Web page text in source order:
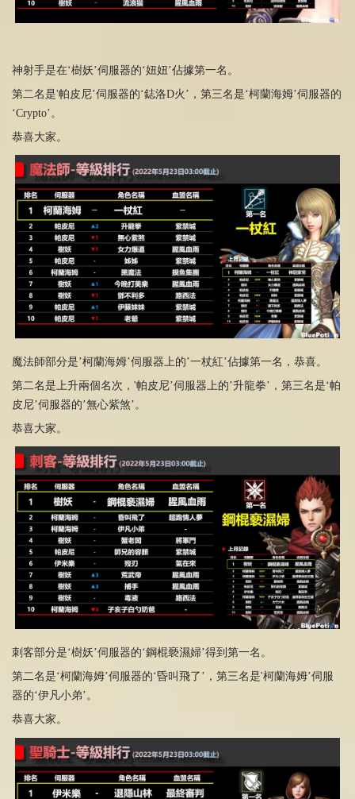
神射手是在‘樹妖’伺服器的‘妞妞’佔據第一名。
第二名是'帕皮尼’伺服器的‘鋕洛D火’，第三名是‘柯蘭海姆’伺服器的
‘Crypto’。
恭喜大家。
魔法師部分是’柯蘭海姆’伺服器上的’一杖紅’佔據第一名，恭喜。
第二名是上升兩個名次，'帕皮尼’伺服器上的’升龍拳’，第三名是‘帕
皮尼’伺服器的’無心紫煞’。
恭喜大家。
刺客部分是‘樹妖’伺服器的‘鋼棍褻濕婦’得到第一名。
第二名是‘柯蘭海姆’伺服器的‘昏叫飛了’，第三名是'柯蘭海姆’伺服
器的‘伊凡小弟’。
恭喜大家。